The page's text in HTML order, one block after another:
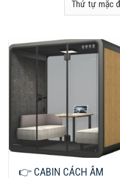
👉 CABIN CÁCH ÂM